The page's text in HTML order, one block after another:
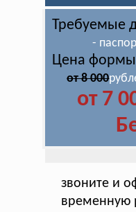
Требуемые
-
Цена
от 8 000
от 7
звоните и
временную